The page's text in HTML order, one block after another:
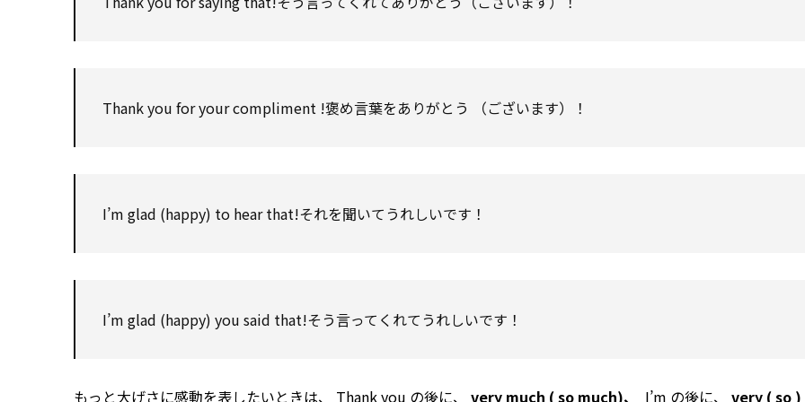
Thank you foryourcompliment !褒め言葉をありがとう （ございます）！
I’m glad (happy) to hear that!それを聞いてうれしいです！
I’m glad (happy) you said that!そう言ってくれてうれしいです！
もっと大げさに感動を表したいときは、 Thank you の後に、 very much (so much)、 I’m の後に、 very (so )